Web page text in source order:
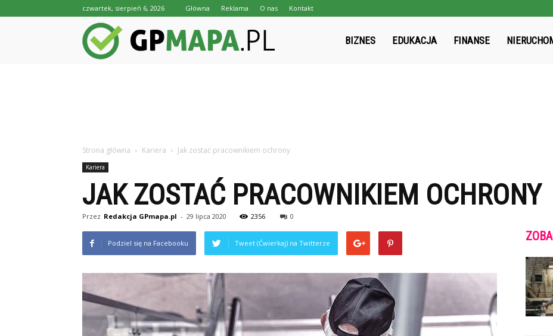
czwartek, sierpień 6, 2026 Główna Reklama O nas Kontakt
BIZNES EDUKACJA FINANSE
Strona główna Kariera Jak zostać pracownikiem ochrony
Kariera
JAK ZOSTAĆ PRACOWNIKIEM OCHRONY
Przez Redakcja GPmapa.pl - 29 lipca 2020 2356 0
Podziel się na Facebooku Tweet (Ćwierkaj) na Twitterze